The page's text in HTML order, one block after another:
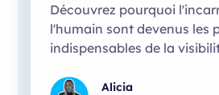
Découvrez pourquoi
l'humain sont devenus les
indispensables de la
Alicia